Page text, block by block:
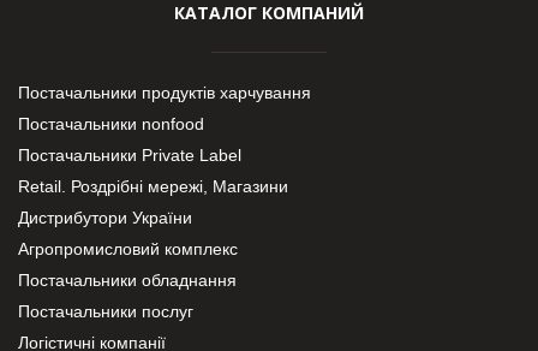
КАТАЛОГ КОМПАНИЙ
Постачальники продуктів харчування
Постачальники nonfood
Постачальники Private Label
Retail. Роздрібні мережі, Магазини
Дистрибутори України
Агропромисловий комплекс
Постачальники обладнання
Постачальники послуг
Логістичні компанії